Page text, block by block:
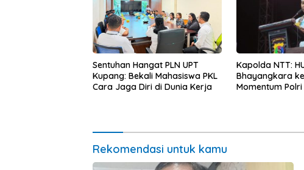
Sentuhan Hangat PLN UPT
Kupang: Bekali Mahasiswa PKL
Cara Jaga Diri di Dunia Kerja
Kapolda NTT:
Bhayangkara
Momentum
Rekomendasi untuk kamu